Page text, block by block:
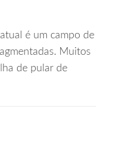
é um campo de
Muitos
de pular de